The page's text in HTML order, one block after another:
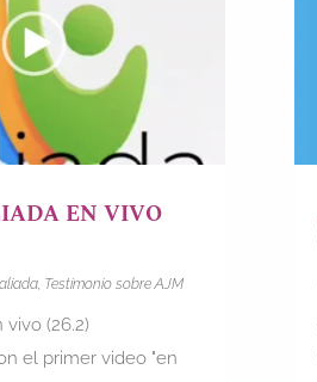
EN VIVO
, Testimonio sobre AJM
vivo (26.2)
el primer video "en